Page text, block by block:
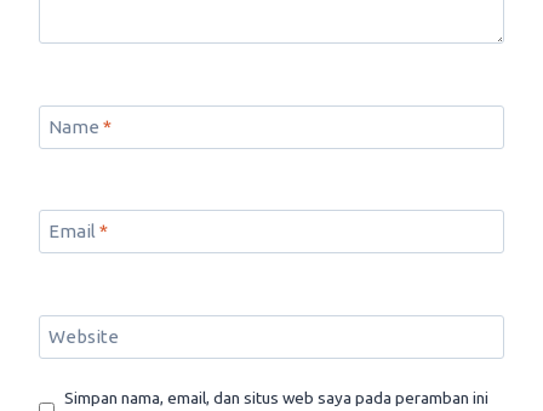
Name *
Email*
Website
Simpan nama, email, dan situs web saya pada peramban ini